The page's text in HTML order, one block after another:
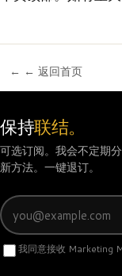
← ← 返回首页
保持联结。
可选订阅。我会不定期
新方法。一键退订。
邮箱
我同意接收 Marketing